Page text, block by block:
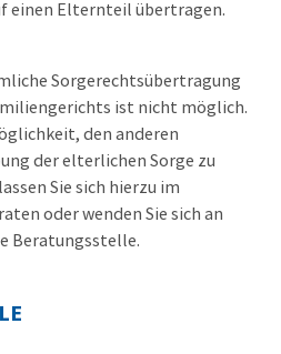
einen Elternteil übertragen.
Sorgerechtsübertragung
ist nicht möglich.
den anderen
der elterlichen Sorge zu
Sie sich hierzu im
oder wenden Sie sich an
Beratungsstelle.